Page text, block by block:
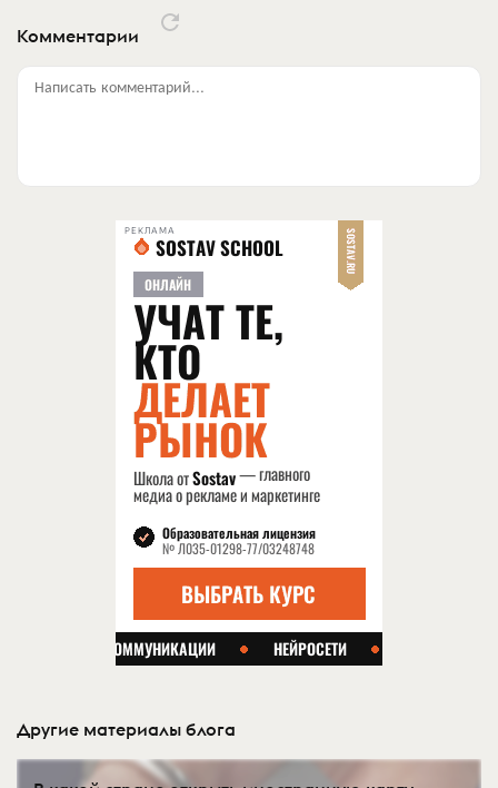
Комментарии
Написать комментарий...
РЕКЛАМА
Другие материалы блога